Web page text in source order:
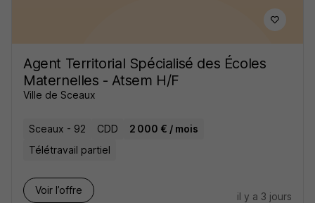
Agent Territorial Spécialisé des Écoles
Maternelles - Atsem H/F
Ville de Sceaux
Sceaux - 92 CDD
2 000 € / mois
Télétravail partiel
Voir l’offre
il y a 3 jours